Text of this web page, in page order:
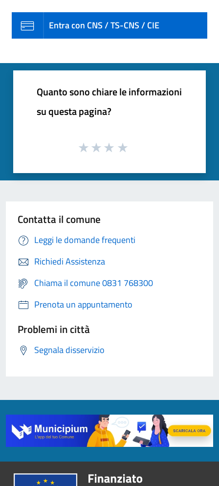
Entra con CNS / TS-CNS / CIE
Quanto sono chiare le informazioni
su questa pagina?
Contatta il comune
Leggi le domande frequenti
Richiedi Assistenza
Chiama il comune 0831 768300
Prenota un appuntamento
Problemi in città
Segnala disservizio